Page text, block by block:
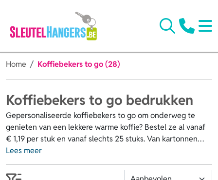
Home Koffiebekers to go (28)
Koffiebekers to go bedrukken
Gepersonaliseerde koffiebekers to go om onderweg te
genieten van een lekkere warme koffie? Bestel ze al vanaf
€ 1,19 per stuk en vanaf slechts 25 stuks. Van kartonnen
koffiebekers en dubbelwandige koffiebekers tot
thermosbekers: keuze genoeg! Laat je herbruikbare
koffiebeker to go bedrukken met je logo, naam of eigen
Lees meer